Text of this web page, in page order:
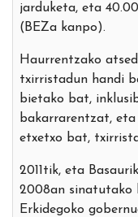
jarduketa, eta
(BEZa kanpo).
Haurrentzako
txirristadun handi
bietako bat,
bakarrarentzat,
etxetxo bat,
2011tik, eta
2008an sinatutako
Erkidegoko